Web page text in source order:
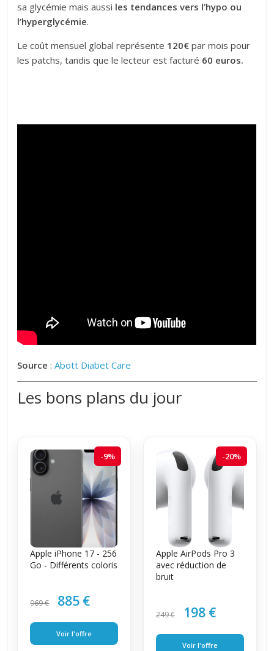
sa glycémie mais aussi les tendances vers l’hypo ou
l’hyperglycémie.
Le coût mensuel global représente 120€ par mois pour
les patchs, tandis que le lecteur est facturé 60 euros.
Source : Abott Diabet Care
Les bons plans du jour
-9%
Apple iPhone 17 - 256
Go - Différents coloris
969 € 885 €
Voir l'offre
-20%
Apple AirPods Pro 3
avec réduction de
bruit
249 € 198 €
Voir l'offre